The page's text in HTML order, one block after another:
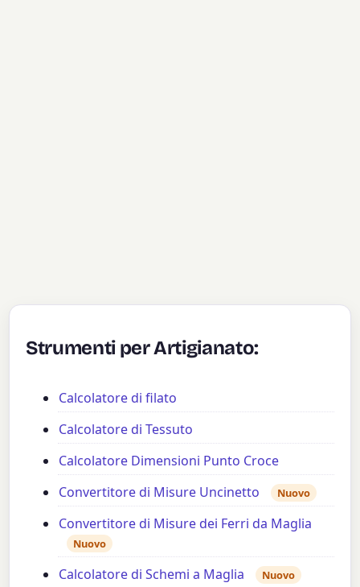
Strumenti per Artigianato:
Calcolatore di filato
Calcolatore di Tessuto
Calcolatore Dimensioni Punto Croce
Convertitore di Misure Uncinetto
Nuovo
Convertitore di Misure dei Ferri da Maglia
Nuovo
Calcolatore di Schemi a Maglia Nuovo